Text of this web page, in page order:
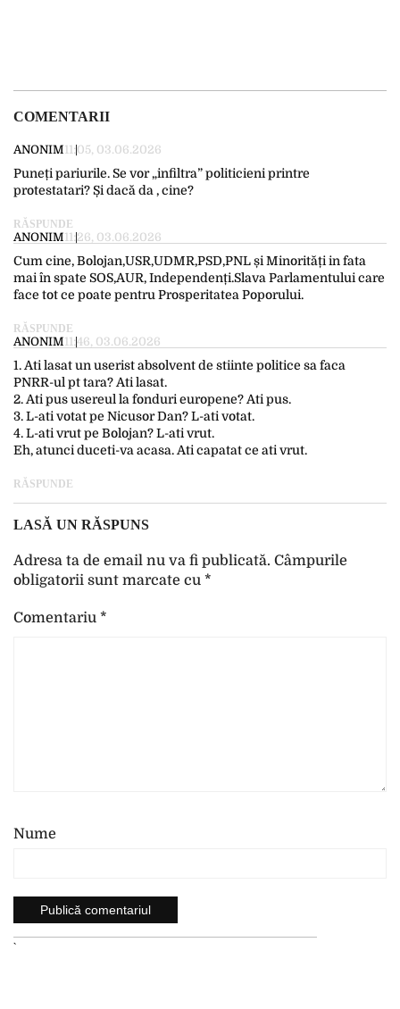
COMENTARII
ANONIM11:05, 03.06.2026
Puneți pariurile. Se vor „infiltra” politicieni printre
protestatari? Și dacă da , cine?
RĂSPUNDE
ANONIM11:26, 03.06.2026
Cum cine, Bolojan,USR,UDMR,PSD,PNL și Minorități in fata
mai în spate SOS,AUR, Independenți.Slava Parlamentului care
face tot ce poate pentru Prosperitatea Poporului.
RĂSPUNDE
ANONIM11:46, 03.06.2026
1. Ati lasat un userist absolvent de stiinte politice sa faca
PNRR-ul pt tara? Ati lasat.
2. Ati pus usereul la fonduri europene? Ati pus.
3. L-ati votat pe Nicusor Dan? L-ati votat.
4. L-ati vrut pe Bolojan? L-ati vrut.
Eh, atunci duceti-va acasa. Ati capatat ce ati vrut.
RĂSPUNDE
LASĂ UN RĂSPUNS
Adresa ta de email nu va fi publicată. Câmpurile
obligatorii sunt marcate cu *
Comentariu *
Nume